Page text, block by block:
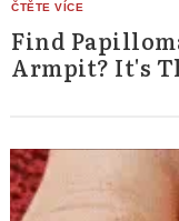
Find
Armpit? It's